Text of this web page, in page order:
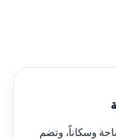
وسكاناً، وتضم